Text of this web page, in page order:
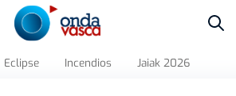
Eclipse Incendios Jaiak 2026